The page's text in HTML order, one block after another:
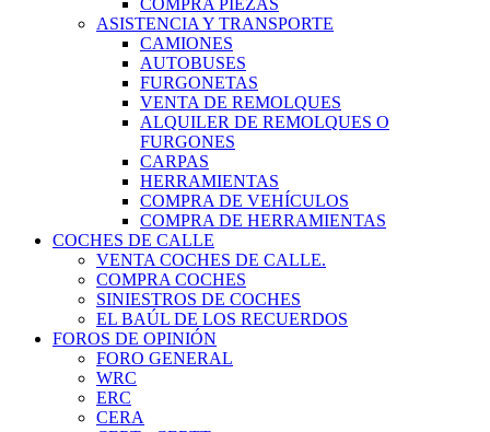
COMPRA PIEZAS
ASISTENCIA Y TRANSPORTE
CAMIONES
AUTOBUSES
FURGONETAS
VENTA DE REMOLQUES
ALQUILER DE REMOLQUES O
FURGONES
CARPAS
HERRAMIENTAS
COMPRA DE VEHÍCULOS
COMPRA DE HERRAMIENTAS
COCHES DE CALLE
VENTA COCHES DE CALLE.
COMPRA COCHES
SINIESTROS DE COCHES
EL BAÚL DE LOS RECUERDOS
FOROS DE OPINIÓN
FORO GENERAL
WRC
ERC
CERA